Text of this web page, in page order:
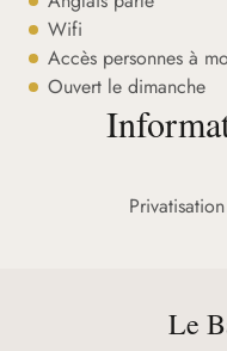
Wifi
Accès personnes à
Ouvert le dimanche
Le